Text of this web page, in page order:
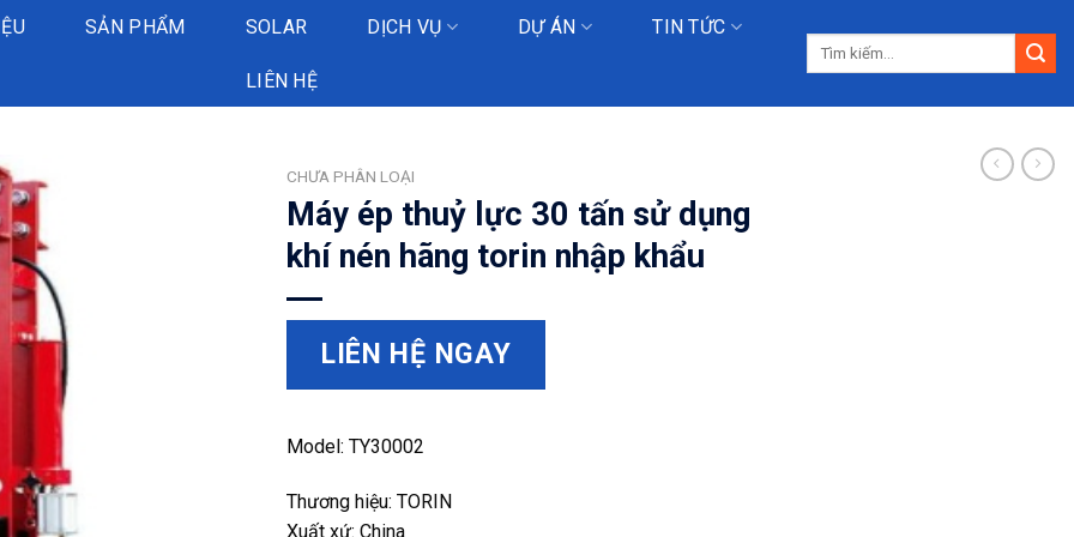
SẢN PHẨM SOLAR DỊCH VỤ DỰ ÁN TIN TỨC
LIÊN HỆ
Tìm
CHƯA PHÂN LOẠI
Máy ép thuỷ lực 30 tấn sử dụng
khí nén hãng torin nhập khẩu
LIÊN HỆ NGAY
Model: TY30002
Thương hiệu: TORIN
Xuất xứ: China